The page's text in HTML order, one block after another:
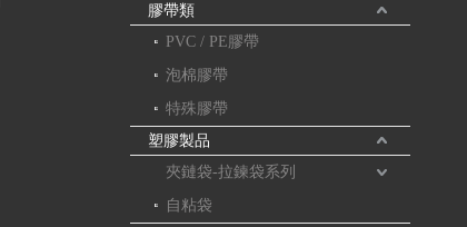
膠帶類
PVC / PE膠帶
泡棉膠帶
特殊膠帶
塑膠製品
夾鏈袋-拉鍊袋系列
自粘袋